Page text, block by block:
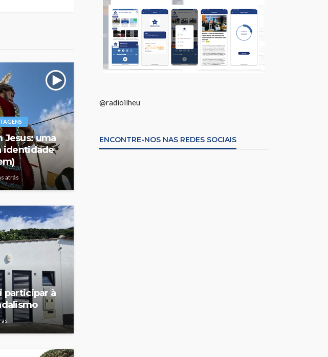
Jesus: uma
identidade
atrás
participar à
@radioilheu
ENCONTRE-NOS NAS REDES SOCIAIS